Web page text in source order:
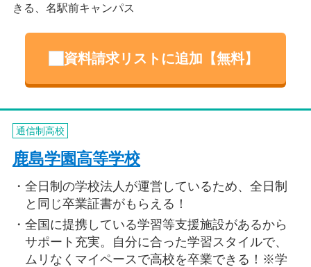
きる、名駅前キャンパス
資料請求リストに追加【無料】
通信制高校
鹿島学園高等学校
全日制の学校法人が運営しているため、全日制
と同じ卒業証書がもらえる！
全国に提携している学習等支援施設があるから
サポート充実。自分に合った学習スタイルで、
ムリなくマイペースで高校を卒業できる！※学